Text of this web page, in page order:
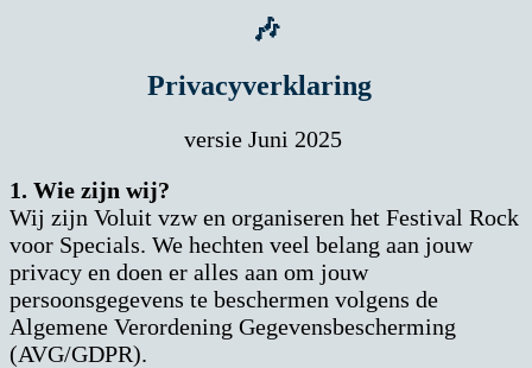
🎶
Privacyverklaring
versie Juni 2025
1. Wie zijn wij?
Wij zijn Voluit vzw en organiseren het Festival Rock
voor Specials. We hechten veel belang aan jouw
privacy en doen er alles aan om jouw
persoonsgegevens te beschermen volgens de
Algemene Verordening Gegevensbescherming
(AVG/GDPR).